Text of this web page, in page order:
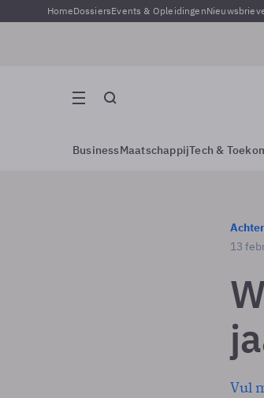
HomeDossiersEvents & Opleidingen
BusinessMaatschappijTech &
13
Vul